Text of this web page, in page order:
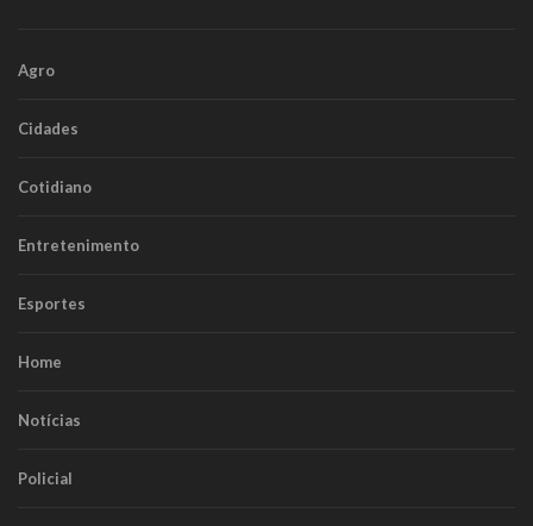
Agro
Cidades
Cotidiano
Entretenimento
Esportes
Home
Notícias
Policial